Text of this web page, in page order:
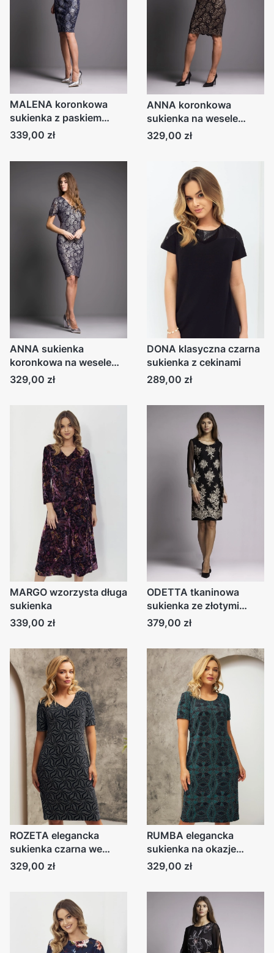
MALENA koronkowa
sukienka z paskiem
granatowa
Cena
339,00 zł
ANNA koronkowa
sukienka na wesele
czarna
Cena
329,00 zł
ANNA sukienka
koronkowa na wesele
granatowa
Cena
329,00 zł
DONA klasyczna czarna
sukienka z cekinami
Cena
289,00 zł
MARGO wzorzysta długa
sukienka
Cena
339,00 zł
ODETTA tkaninowa
sukienka ze złotymi
zdobieniami czarna
Cena
379,00 zł
ROZETA elegancka
sukienka czarna we
wzór na okazje
Cena
329,00 zł
RUMBA elegancka
sukienka na okazje
zielona z brokatem
Cena
329,00 zł